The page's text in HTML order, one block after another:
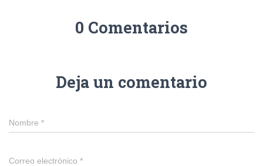
0 Comentarios
Deja un comentario
Nombre *
Correo electrónico *